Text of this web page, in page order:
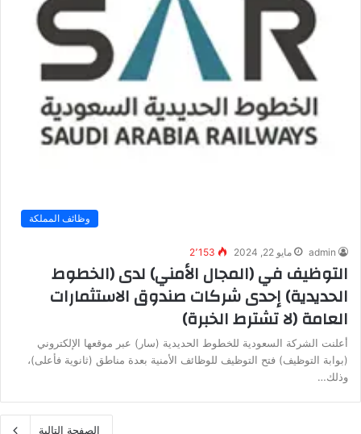
وظائف المملكة
admin مايو 22, 2024 2٬153
التوظيف في (المجال الأمني) لدى (الخطوط
الحديدية) إحدى شركات صندوق الاستثمارات
العامة (لا تشترط الخبرة)
أعلنت الشركة السعودية للخطوط الحديدية (سار) عبر موقعها الإلكتروني
(بوابة التوظيف) فتح التوظيف للوظائف الأمنية بعدة مناطق (ثانوية فأعلى)،
وذلك…
الصفحة التالية